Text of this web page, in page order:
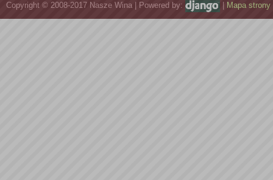
Copyright © 2008-2017 Nasze Wina | Powered by: Mapa strony